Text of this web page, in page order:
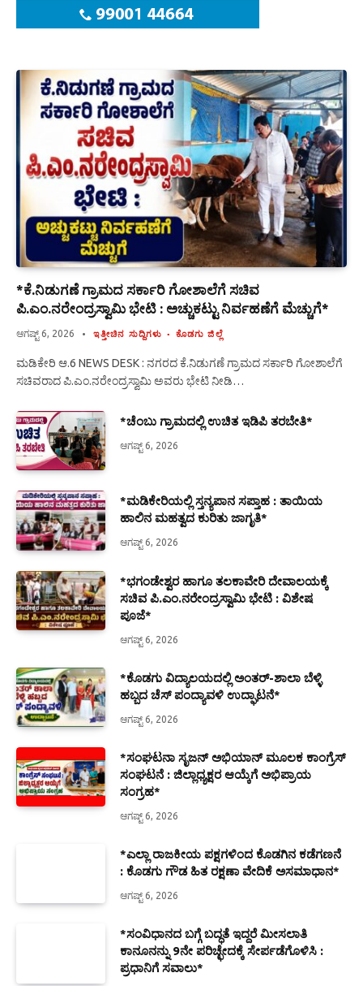
*ಕೆ.ನಿಡುಗಣೆ ಗ್ರಾಮದ ಸರ್ಕಾರಿ ಗೋಶಾಲೆಗೆ ಸಚಿವ
ಪಿ.ಎಂ.ನರೇಂದ್ರಸ್ವಾಮಿ ಭೇಟಿ : ಅಚ್ಚುಕಟ್ಟು ನಿರ್ವಹಣೆಗೆ ಮೆಚ್ಚುಗೆ*
ಆಗಷ್ಟ್ 6, 2026 ಇತ್ತೀಚಿನ ಸುದ್ದಿಗಳು ಕೊಡಗು ಜಿಲ್ಲೆ
ಮಡಿಕೇರಿ ಆ.6 NEWS DESK : ನಗರದ ಕೆ.ನಿಡುಗಣೆ ಗ್ರಾಮದ ಸರ್ಕಾರಿ ಗೋಶಾಲೆಗೆ
ಸಚಿವರಾದ ಪಿ.ಎಂ.ನರೇಂದ್ರಸ್ವಾಮಿ ಅವರು ಭೇಟಿ ನೀಡಿ…
*ಚೆಂಬು ಗ್ರಾಮದಲ್ಲಿ ಉಚಿತ ಇಡಿಪಿ ತರಬೇತಿ*
ಆಗಷ್ಟ್ 6, 2026
*ಮಡಿಕೇರಿಯಲ್ಲಿ ಸ್ತನ್ಯಪಾನ ಸಪ್ತಾಹ : ತಾಯಿಯ
ಹಾಲಿನ ಮಹತ್ವದ ಕುರಿತು ಜಾಗೃತಿ*
ಆಗಷ್ಟ್ 6, 2026
*ಭಗಂಡೇಶ್ವರ ಹಾಗೂ ತಲಕಾವೇರಿ ದೇವಾಲಯಕ್ಕೆ
ಸಚಿವ ಪಿ.ಎಂ.ನರೇಂದ್ರಸ್ವಾಮಿ ಭೇಟಿ : ವಿಶೇಷ
ಪೂಜೆ*
ಆಗಷ್ಟ್ 6, 2026
*ಕೊಡಗು ವಿದ್ಯಾಲಯದಲ್ಲಿ ಅಂತರ್-ಶಾಲಾ ಬೆಳ್ಳಿ
ಹಬ್ಬದ ಚೆಸ್ ಪಂದ್ಯಾವಳಿ ಉದ್ಘಾಟನೆ*
ಆಗಷ್ಟ್ 6, 2026
*ಸಂಘಟನಾ ಸೃಜನ್ ಅಭಿಯಾನ್ ಮೂಲಕ ಕಾಂಗ್ರೆಸ್
ಸಂಘಟನೆ : ಜಿಲ್ಲಾಧ್ಯಕ್ಷರ ಆಯ್ಕೆಗೆ ಅಭಿಪ್ರಾಯ
ಸಂಗ್ರಹ*
ಆಗಷ್ಟ್ 6, 2026
*ಎಲ್ಲಾ ರಾಜಕೀಯ ಪಕ್ಷಗಳಿಂದ ಕೊಡಗಿನ ಕಡೆಗಣನೆ
: ಕೊಡಗು ಗೌಡ ಹಿತ ರಕ್ಷಣಾ ವೇದಿಕೆ ಅಸಮಾಧಾನ*
ಆಗಷ್ಟ್ 6, 2026
*ಸಂವಿಧಾನದ ಬಗ್ಗೆ ಬದ್ಧತೆ ಇದ್ದರೆ ಮೀಸಲಾತಿ
ಕಾನೂನನ್ನು 9ನೇ ಪರಿಚ್ಛೇದಕ್ಕೆ ಸೇರ್ಪಡೆಗೊಳಿಸಿ :
ಪ್ರಧಾನಿಗೆ ಸವಾಲು*